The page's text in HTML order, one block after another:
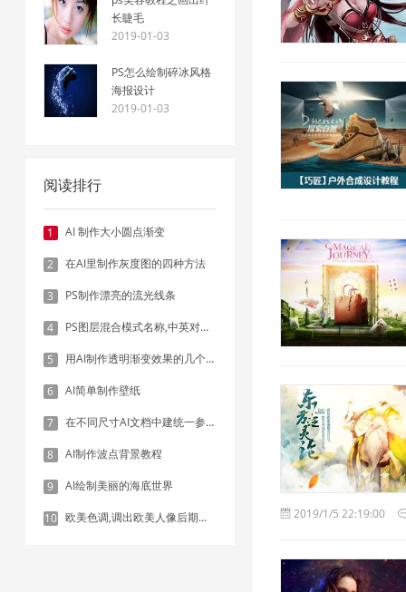
长睫毛
2019-01-03
PS怎么绘制碎冰风格
海报设计
2019-01-03
阅读排行
1 AI 制作大小圆点渐变
2 在AI里制作灰度图的四种方法
3 PS制作漂亮的流光线条
4 PS图层混合模式名称,中英对照表
5 用AI制作透明渐变效果的几个方法
6 AI简单制作壁纸
7 在不同尺寸AI文档中建统一参考线 - 方法1：对齐和分布
8 AI制作波点背景教程
9 AI绘制美丽的海底世界
10 欧美色调,调出欧美人像后期色调实例 2019/1/5 22:19:00